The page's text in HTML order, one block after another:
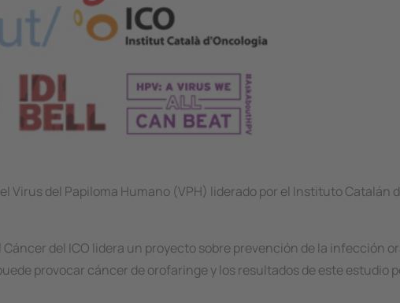
Virus del Papiloma Humano (VPH) liderado por el Instituto Catalán
del ICO lidera un proyecto sobre prevención de la infección
provocar cáncer de orofaringe y los resultados de este estudio